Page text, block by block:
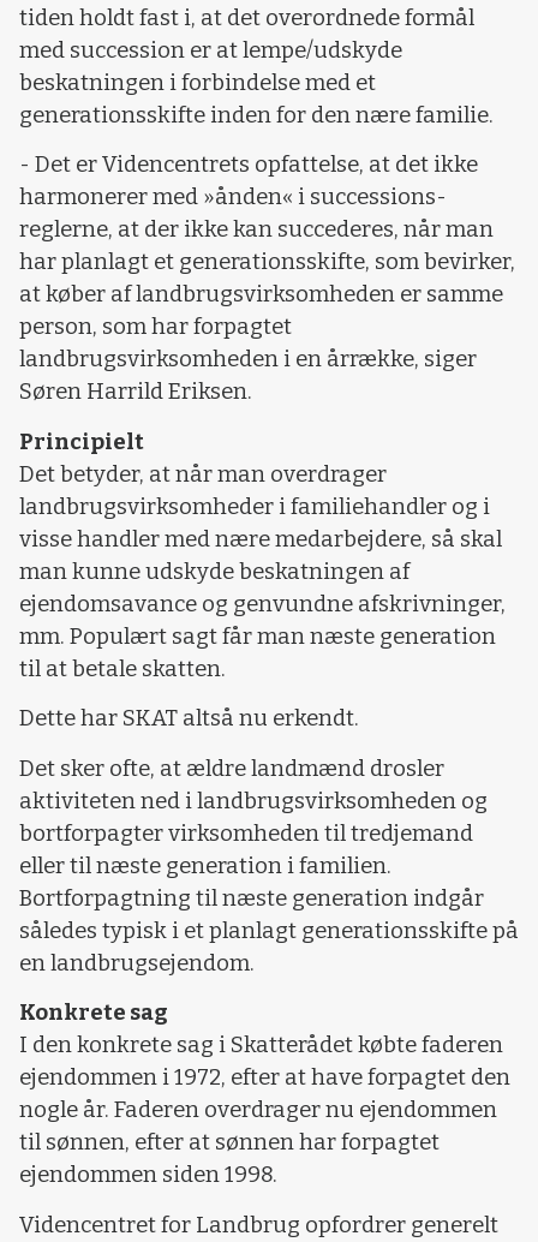
tiden holdt fast i, at det overordnede formål
med succession er at lempe/udskyde
beskatningen i forbindelse med et
generationsskifte inden for den nære familie.
- Det er Videncentrets opfattelse, at det ikke
harmonerer med »ånden« i successions-
reglerne, at der ikke kan succederes, når man
har planlagt et generationsskifte, som bevirker,
at køber af landbrugsvirksomheden er samme
person, som har forpagtet
landbrugsvirksomheden i en årrække, siger
Søren Harrild Eriksen.
Principielt
Det betyder, at når man overdrager
landbrugsvirksomheder i familiehandler og i
visse handler med nære medarbejdere, så skal
man kunne udskyde beskatningen af
ejendomsavance og genvundne afskrivninger,
mm. Populært sagt får man næste generation
til at betale skatten.
Dette har SKAT altså nu erkendt.
Det sker ofte, at ældre landmænd drosler
aktiviteten ned i landbrugsvirksomheden og
bortforpagter virksomheden til tredjemand
eller til næste generation i familien.
Bortforpagtning til næste generation indgår
således typisk i et planlagt generationsskifte på
en landbrugsejendom.
Konkrete sag
I den konkrete sag i Skatterådet købte faderen
ejendommen i 1972, efter at have forpagtet den
nogle år. Faderen overdrager nu ejendommen
til sønnen, efter at sønnen har forpagtet
ejendommen siden 1998.
Videncentret for Landbrug opfordrer generelt